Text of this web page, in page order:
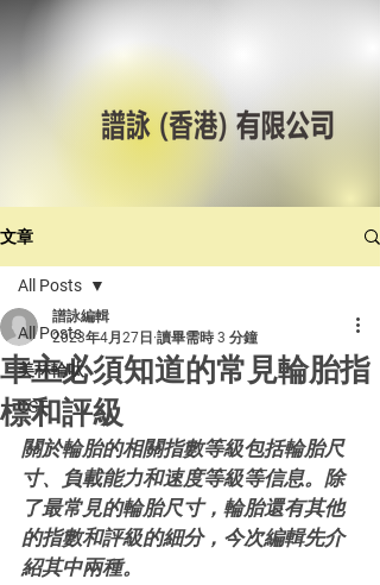
文章
All Posts
美林輪呔
CST
All Posts
車主必須知道的常見輪胎指
標和評級
譜詠編輯
2023年4月27日 讀畢需時 3 分鐘
關於輪胎的相關指數等級包括輪胎尺
寸、負載能力和速度等級等信息。除
了最常見的輪胎尺寸，輪胎還有其他
的指數和評級的細分，今次編輯先介
紹其中兩種。